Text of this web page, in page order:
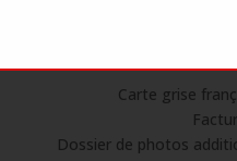
Carte grise
Dossier de photos